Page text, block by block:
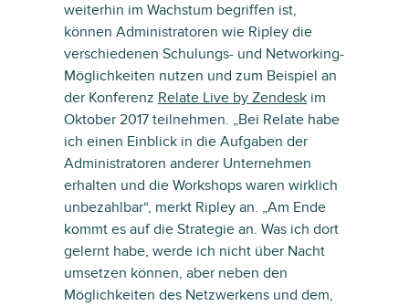
weiterhin im Wachstum begriffen ist,
können Administratoren wie Ripley die
verschiedenen Schulungs- und Networking-
Möglichkeiten nutzen und zum Beispiel an
der Konferenz Relate Live by Zendesk im
Oktober 2017 teilnehmen. „Bei Relate habe
ich einen Einblick in die Aufgaben der
Administratoren anderer Unternehmen
erhalten und die Workshops waren wirklich
unbezahlbar“, merkt Ripley an. „Am Ende
kommt es auf die Strategie an. Was ich dort
gelernt habe, werde ich nicht über Nacht
umsetzen können, aber neben den
Möglichkeiten des Netzwerkens und dem,